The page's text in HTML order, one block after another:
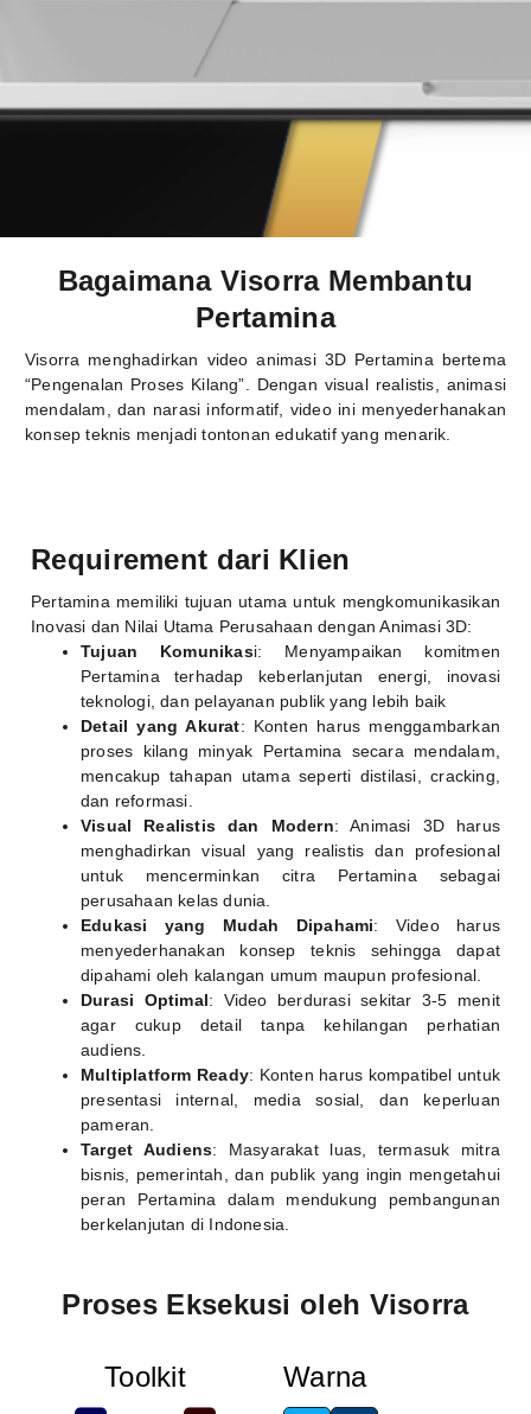
Bagaimana Visorra Membantu
Pertamina
Visorra menghadirkan video animasi 3D Pertamina bertema
“Pengenalan Proses Kilang”. Dengan visual realistis, animasi
mendalam, dan narasi informatif, video ini menyederhanakan
konsep teknis menjadi tontonan edukatif yang menarik.
Requirement dari Klien
Pertamina memiliki tujuan utama untuk mengkomunikasikan
Inovasi dan Nilai Utama Perusahaan dengan Animasi 3D:
Tujuan Komunikasi: Menyampaikan komitmen
Pertamina terhadap keberlanjutan energi, inovasi
teknologi, dan pelayanan publik yang lebih baik
Detail yang Akurat: Konten harus menggambarkan
proses kilang minyak Pertamina secara mendalam,
mencakup tahapan utama seperti distilasi, cracking,
dan reformasi.
Visual Realistis dan Modern: Animasi 3D harus
menghadirkan visual yang realistis dan profesional
untuk mencerminkan citra Pertamina sebagai
perusahaan kelas dunia.
Edukasi yang Mudah Dipahami: Video harus
menyederhanakan konsep teknis sehingga dapat
dipahami oleh kalangan umum maupun profesional.
Durasi Optimal: Video berdurasi sekitar 3-5 menit
agar cukup detail tanpa kehilangan perhatian
audiens.
Multiplatform Ready: Konten harus kompatibel untuk
presentasi internal, media sosial, dan keperluan
pameran.
Target Audiens: Masyarakat luas, termasuk mitra
bisnis, pemerintah, dan publik yang ingin mengetahui
peran Pertamina dalam mendukung pembangunan
berkelanjutan di Indonesia.
Proses Eksekusi oleh Visorra
Toolkit Warna